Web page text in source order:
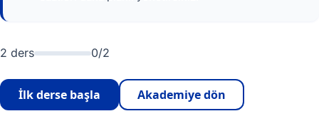
2 ders 0/2
İlk derse başla Akademiye dön